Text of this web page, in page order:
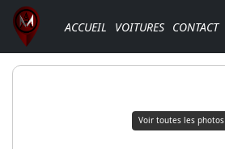
ACCUEIL VOITURES CONTACT
Voir toutes les photos